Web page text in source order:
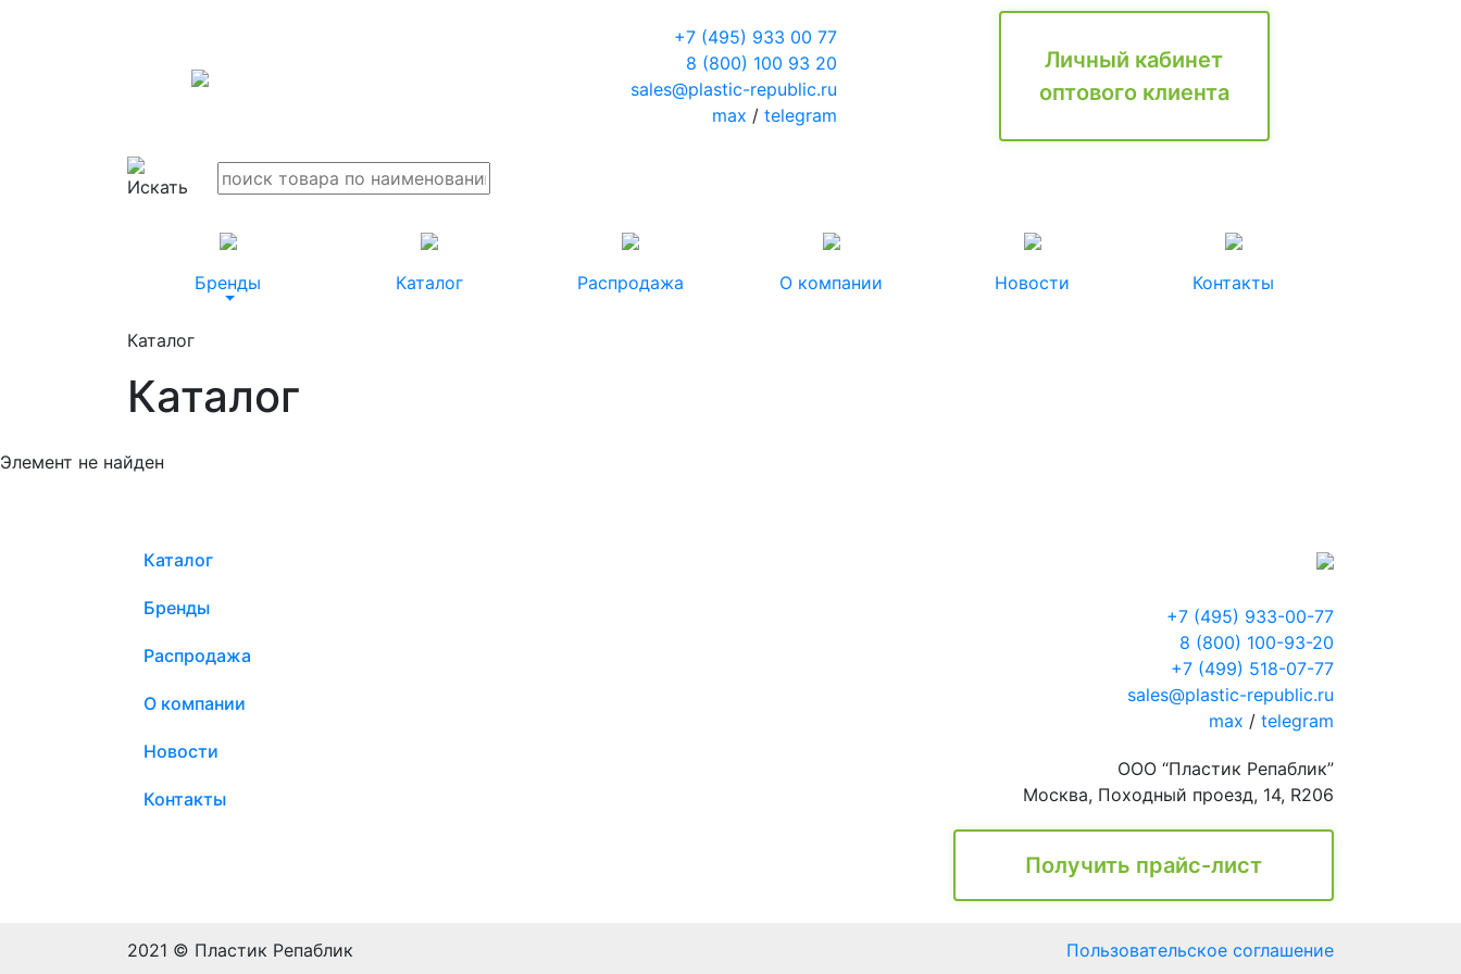
+7 (495) 933 00 77
8 (800) 100 93 20
sales@plastic-republic.ru
max / telegram
Личный кабинет
оптового клиента
Бренды Каталог Распродажа О компании Новости Контакты
Каталог
Каталог
Элемент не найден
Каталог
Бренды
Распродажа
О компании
Новости
Контакты
+7 (495) 933-00-77
8 (800) 100-93-20
+7 (499) 518-07-77
sales@plastic-republic.ru
max / telegram
ООО “Пластик Репаблик”
Москва, Походный проезд, 14, R206
Получить прайс-лист
2021 © Пластик Репаблик Пользовательское соглашение